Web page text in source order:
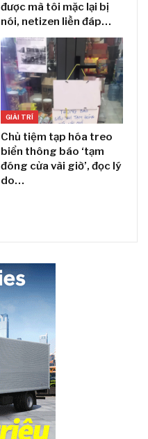
được mà tôi mặc lại bị
nói, netizen liền đáp…
GIẢI TRÍ
Chủ tiệm tạp hóa treo
biển thông báo ‘tạm
đóng cửa vài giờ’, đọc lý
do…